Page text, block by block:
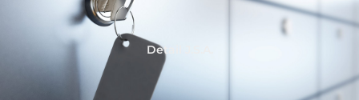
Detail J.S.A.